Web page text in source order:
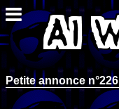
Petite annonce n°226